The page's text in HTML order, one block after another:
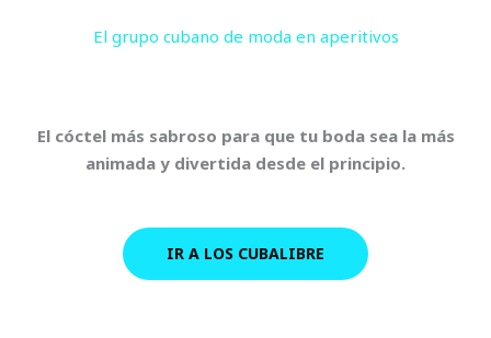
El grupo cubano de moda en aperitivos
El cóctel más sabroso para que tu boda sea la más
animada y divertida desde el principio.
IR A LOS CUBALIBRE